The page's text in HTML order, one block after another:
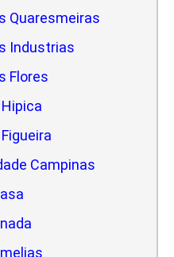
Quaresmeiras
Industrias
Flores
Campinas